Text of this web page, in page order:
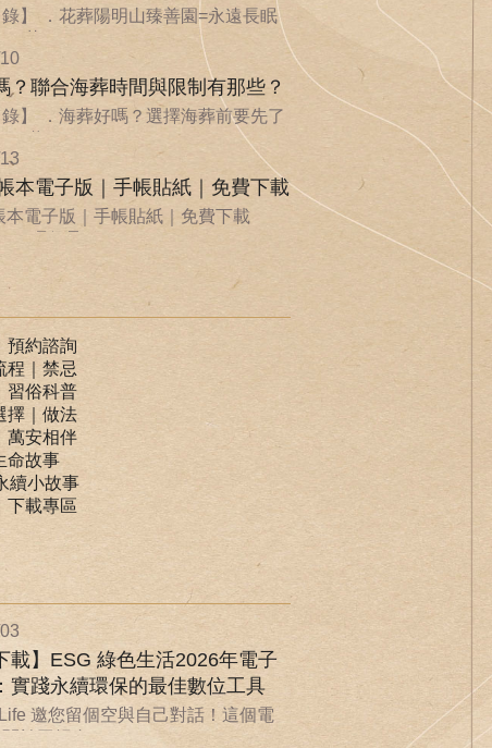
錄】 ．花葬陽明山臻善園=永遠長眠
？聯合海葬時間與限制有那些？
錄】 ．海葬好嗎？選擇海葬前要先了
本電子版｜手帳貼紙｜免費下載
本電子版｜手帳貼紙｜免費下載
環保承...
預約諮詢
程｜禁忌
習俗科普
擇｜做法
萬安相伴
命故事
續小故事
下載專區
載】ESG 綠色生活2026年電子
實踐永續環保的最佳數位工具
邀您留個空與自己對話！這個電